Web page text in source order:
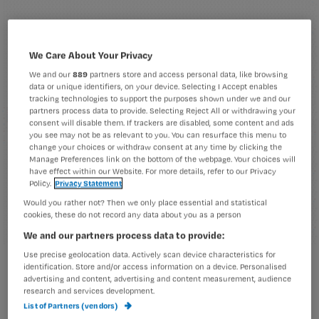
Tuchtrechter schorst IC-verpleegkundige
We Care About Your Privacy
We and our889 partners store and access personal data, like browsing
data or unique identifiers, on your device. Selecting I Accept enables
tracking technologies to support the purposes shown under we and our
partners process data to provide. Selecting Reject All or withdrawing your
consent will disable them. If trackers are disabled, some content and ads
you see may not be as relevant to you. You can resurface this menu to
change your choices or withdraw consent at any time by clicking the
Manage Preferences link on the bottom of the webpage. Your choices will
have effect within our Website. For more details, refer to our Privacy
Policy. Privacy Statement
Would you rather not? Then we only place essential and statistical
cookies, these do not record any data about you as a person
We and our partners process data to provide:
Use precise geolocation data. Actively scan device characteristics for
identification. Store and/or access information on a device. Personalised
advertising and content, advertising and content measurement, audience
research and services development.
List of Partners (vendors)